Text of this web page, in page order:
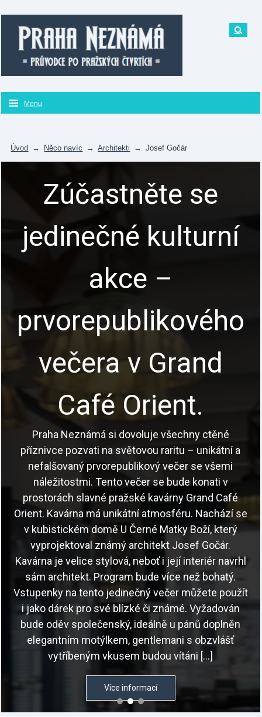
Menu
Úvod → Něco navíc → Architekti → Josef Gočár
Zúčastněte se
jedinečné kulturní
akce –
prvorepublikového
večera v Grand
Café Orient.
Praha Neznámá si dovoluje všechny ctěné
příznivce pozvati na světovou raritu – unikátní a
nefalšovaný prvorepublikový večer se všemi
náležitostmi. Tento večer se bude konati v
prostorách slavné pražské kavárny Grand Café
Orient. Kavárna má unikátní atmosféru. Nachází se
v kubistickém domě U Černé Matky Boží, který
vyprojektoval známý architekt Josef Gočár.
Kavárna je velice stylová, neboť i její interiér navrhl
sám architekt. Program bude více než bohatý.
Vstupenky na tento jedinečný večer můžete použít
i jako dárek pro své blízké či známé. Vyžadován
bude oděv společenský, ideálně u pánů doplněn
elegantním motýlkem, gentlemani s obzvlášť
vytříbeným vkusem budou vítáni […]
Více informací